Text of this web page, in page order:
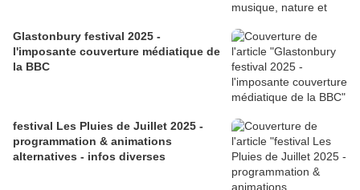
Glastonbury festival 2025 -
l'imposante couverture médiatique de
la BBC
festival Les Pluies de Juillet 2025 -
programmation & animations
alternatives - infos diverses